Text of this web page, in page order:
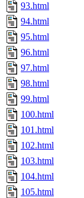
93.html
94.html
95.html
96.html
97.html
98.html
99.html
100.html
101.html
102.html
103.html
104.html
105.html